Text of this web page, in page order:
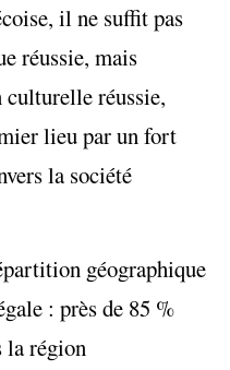
il ne suffit pas
réussie, mais
culturelle réussie,
lieu par un fort
la société
géographique
: près de 85 %
la région